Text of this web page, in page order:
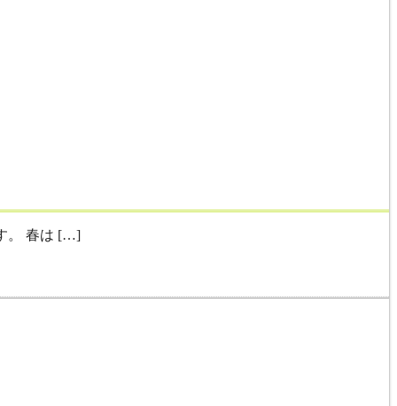
。 春は […]